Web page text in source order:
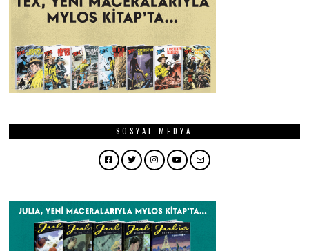
SOSYAL MEDYA
Facebook
TwitterInstagram
YouTubeEmail